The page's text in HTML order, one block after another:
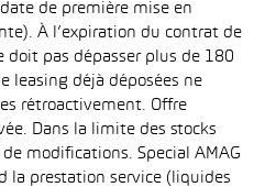
de première mise en
À l’expiration du contrat de
doit pas dépasser plus de 180
leasing déjà déposées ne
rétroactivement. Offre
Dans la limite des stocks
modifications. Special AMAG
la prestation service (liquides